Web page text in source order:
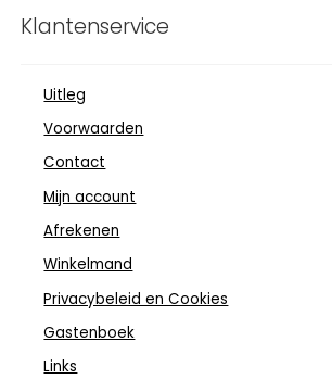
Klantenservice
Uitleg
Voorwaarden
Contact
Mijn account
Afrekenen
Winkelmand
Privacybeleid en Cookies
Gastenboek
Links